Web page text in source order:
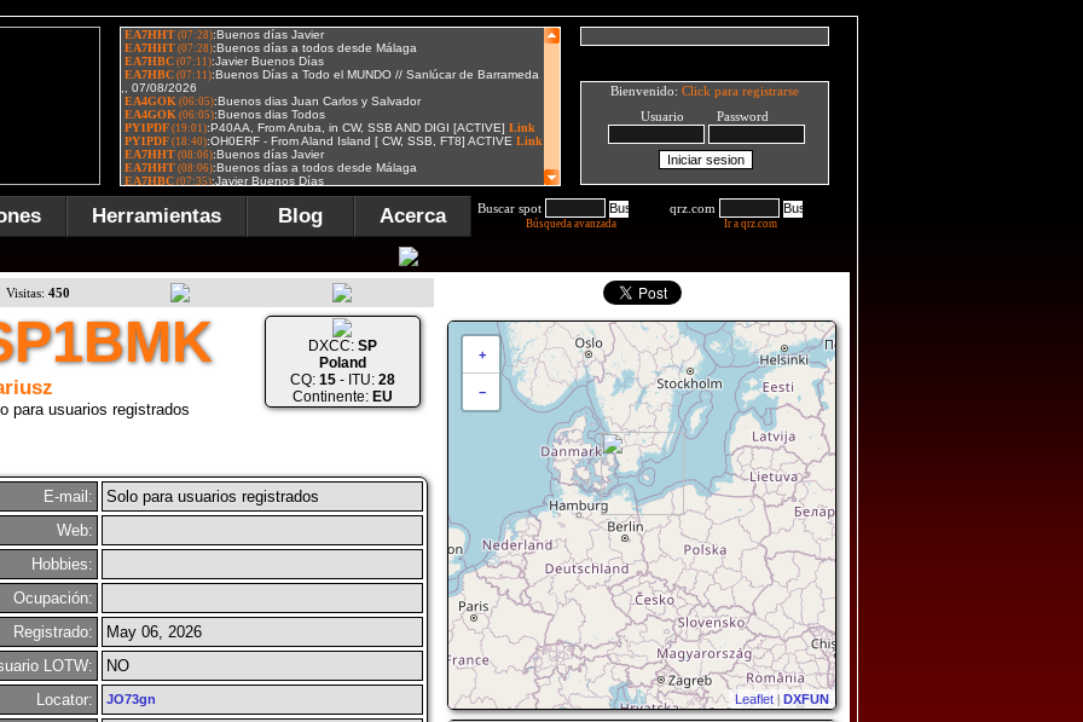
Bienvenido: Click para registrarse
Usuario Password
Herramientas Blog Acerca Buscar spot
Búsqueda avanzada
qrz.com
Ir a qrz.com
Visitas: 450
+
−
Leaflet | DXFUN
para usuarios registrados
DXCC: SP
Poland
CQ: 15- ITU: 28
Continente: EU
E-mail:
Solo para usuarios registrados
Web:
Hobbies:
Ocupación:
Registrado:
May 06, 2026
LOTW:
NO
Locator:
JO73gn